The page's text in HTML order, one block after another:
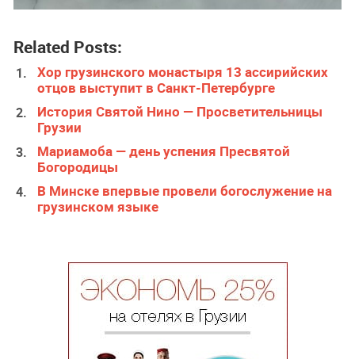
Related Posts:
Хор грузинского монастыря 13 ассирийских
отцов выступит в Санкт-Петербурге
История Святой Нино — Просветительницы
Грузии
Мариамоба — день успения Пресвятой
Богородицы
В Минске впервые провели богослужение на
грузинском языке